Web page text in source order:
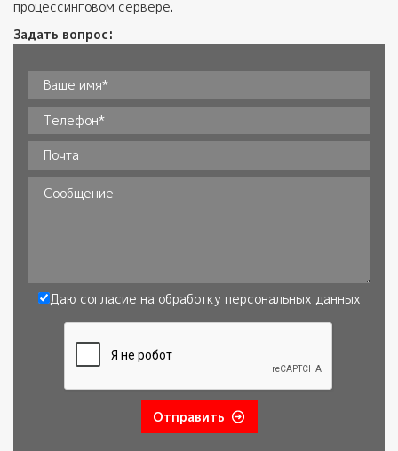
процессинговом сервере.
Задать вопрос:
Ваше имя**
Телефон*
Почта
Сообщение
Даю согласие на обработку персональных данных
Отправить